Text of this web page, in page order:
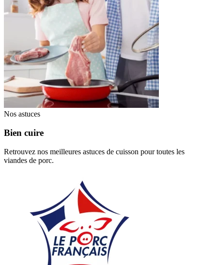
Nos astuces
Bien cuire
Retrouvez nos meilleures astuces de cuisson pour toutes les
viandes de porc.